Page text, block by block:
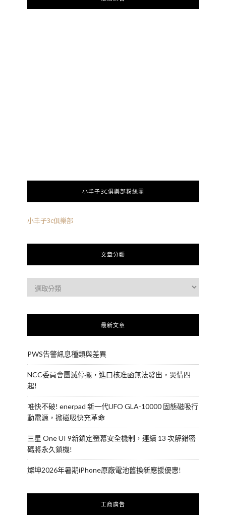
小丰子3C俱樂部粉絲團
小丰子3c俱樂部
文章分類
最新文章
PWS告警訊息種類與差異
NCC委員會團滅停擺，進口核准函無法發出，災情四
起!
唯快不破! enerpad 新一代UFO GLA-10000 固態磁吸行
動電源，掀磁吸快充革命
三星 One UI 9新鎖定螢幕安全機制，連續 13 次解錯密
碼將永久鎖機!
燦坤2026年暑期iPhone原廠電池舊換新應援優惠!
工商廣告